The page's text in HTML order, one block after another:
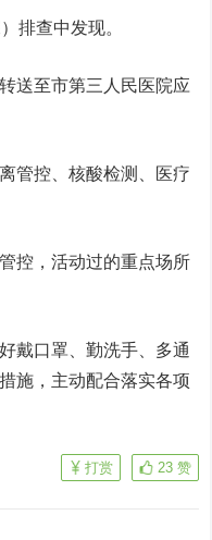
排查中发现。
送至市第三人民医院应
管控、核酸检测、医疗
控，活动过的重点场所
戴口罩、勤洗手、多通
施，主动配合落实各项
23 赞
打赏